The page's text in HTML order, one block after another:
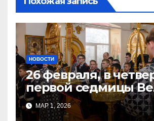
НОВОСТИ
26 февраля, в
первой седмицы
Поста, в Свято-
храме состоялось
МАР 1, 2026